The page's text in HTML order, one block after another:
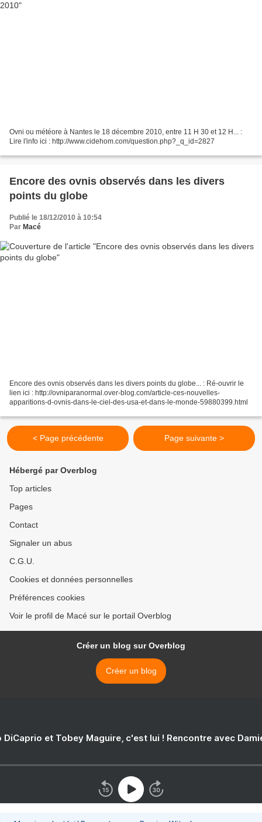
Ovni ou météore à Nantes le 18 décembre 2010, entre 11 H 30 et 12 H... :
Lire l'info ici : http://www.cidehom.com/question.php?_q_id=2827
Encore des ovnis observés dans les divers
points du globe
Publié le 18/12/2010 à 10:54
Par Macé
Encore des ovnis observés dans les divers points du globe... : Ré-ouvrir le
lien ici : http://ovniparanormal.over-blog.com/article-ces-nouvelles-
apparitions-d-ovnis-dans-le-ciel-des-usa-et-dans-le-monde-59880399.html
< Page précédente Page suivante >
Hébergé par Overblog
Top articles
Pages
Contact
Signaler un abus
C.G.U.
Cookies et données personnelles
Préférences cookies
Voir le profil de Macé sur le portail Overblog
Créer un blog sur Overblog
Créer un blog
DiCaprio et Tobey Maguire, c'est lui ! Rencontre avec